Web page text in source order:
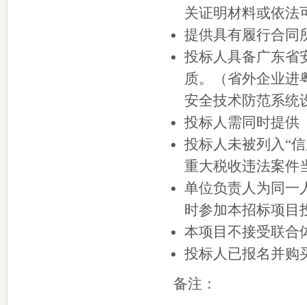
关证明材料或依法
提供具有履行合同
投标人具备广东省
质。（省外企业进
安全技术防范系统
投标人需同时提供
投标人未被列入“
重大税收违法案件
单位负责人为同一
时参加本招标项目
本项目不接受联合
投标人已报名并购
备注：